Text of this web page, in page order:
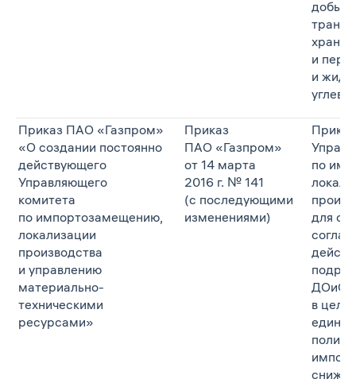
и
и
Приказ ПАО «Газпром»
«О создании постоянно
действующего
Управляющего
комитета
по импортозамещению,
локализации
производства
и управлению
материально-
техническими
ресурсами»
Приказ
ПАО «Газпром»
от 14 марта
2016 г. № 141
(с последующими
изменениями)
по
для
ДОиО
в